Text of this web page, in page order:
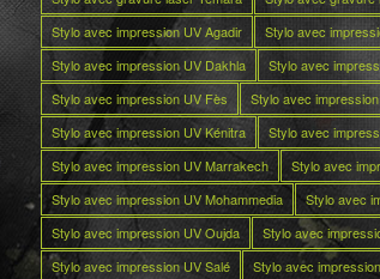
Stylo avec impression UV Agadir
Stylo avec
Stylo avec impression UV Dakhla
Stylo avec
Stylo avec impression UV Fès
Stylo avec
Stylo avec impression UV Kénitra
Stylo avec
Stylo avec impression UV Marrakech
Stylo avec
Stylo avec impression UV Mohammedia
Stylo avec
Stylo avec impression UV Oujda
Stylo avec
Stylo avec impression UV Salé
Stylo avec